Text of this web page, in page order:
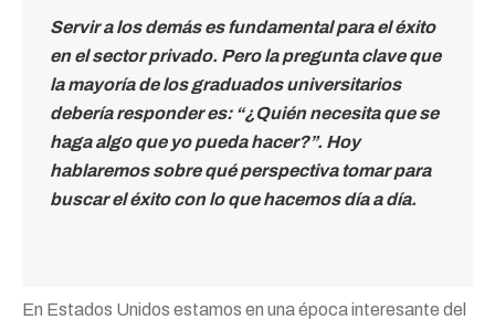
Servir a los demás es fundamental para el éxito
en el sector privado. Pero la pregunta clave que
la mayoría de los graduados universitarios
debería responder es: “¿Quién necesita que se
haga algo que yo pueda hacer?”. Hoy
hablaremos sobre qué perspectiva tomar para
buscar el éxito con lo que hacemos día a día.
En Estados Unidos estamos en una época interesante del